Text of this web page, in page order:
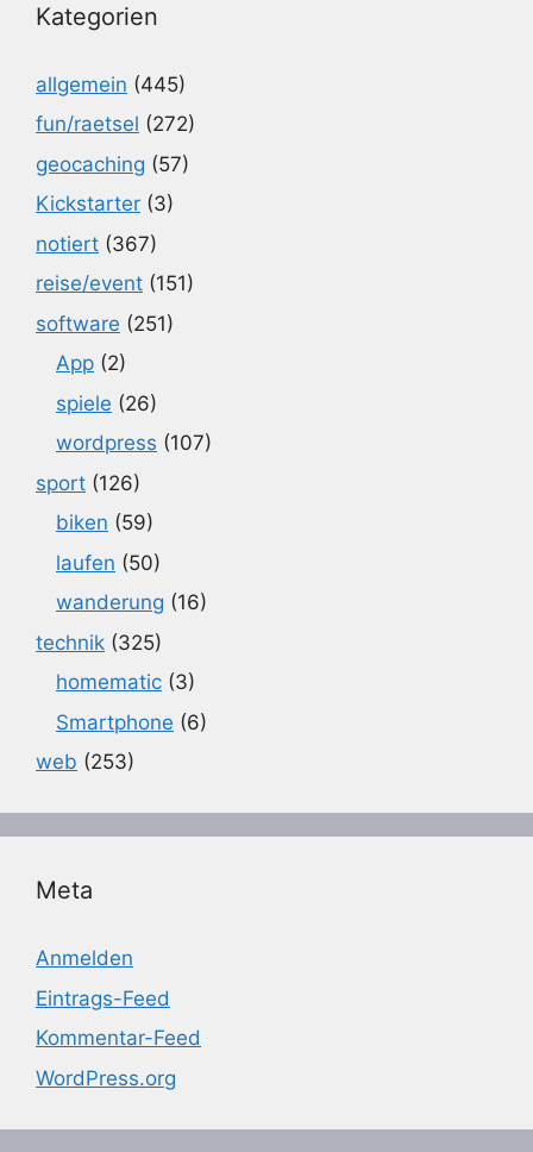
Kategorien
allgemein (445)
fun/raetsel (272)
geocaching (57)
Kickstarter (3)
notiert (367)
reise/event (151)
software (251)
App (2)
spiele (26)
wordpress (107)
sport (126)
biken (59)
laufen (50)
wanderung (16)
technik (325)
homematic (3)
Smartphone (6)
web (253)
Meta
Anmelden
Eintrags-Feed
Kommentar-Feed
WordPress.org